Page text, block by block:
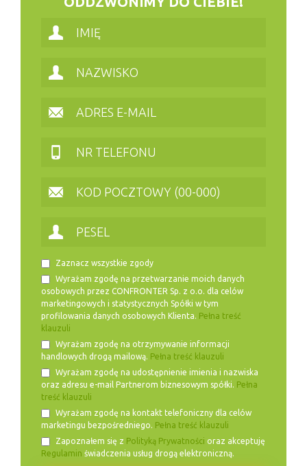
Zaznacz wszystkie zgody
Wyrażam zgodę na przetwarzanie moich danych
osobowych przez CONFRONTER Sp. z o.o. dla celów
marketingowych i statystycznych Spółki w tym
profilowania danych osobowych Klienta. Pełna treść
klauzuli
Wyrażam zgodę na otrzymywanie informacji
handlowych drogą mailową. Pełna treść klauzuli
Wyrażam zgodę na udostępnienie imienia i nazwiska
oraz adresu e-mail Partnerom biznesowym spółki. Pełna
treść klauzuli
Wyrażam zgodę na kontakt telefoniczny dla celów
marketingu bezpośredniego. Pełna treść klauzuli
Zapoznałem się z Polityką Prywatności oraz akceptuję
Regulamin świadczenia usług drogą elektroniczną.